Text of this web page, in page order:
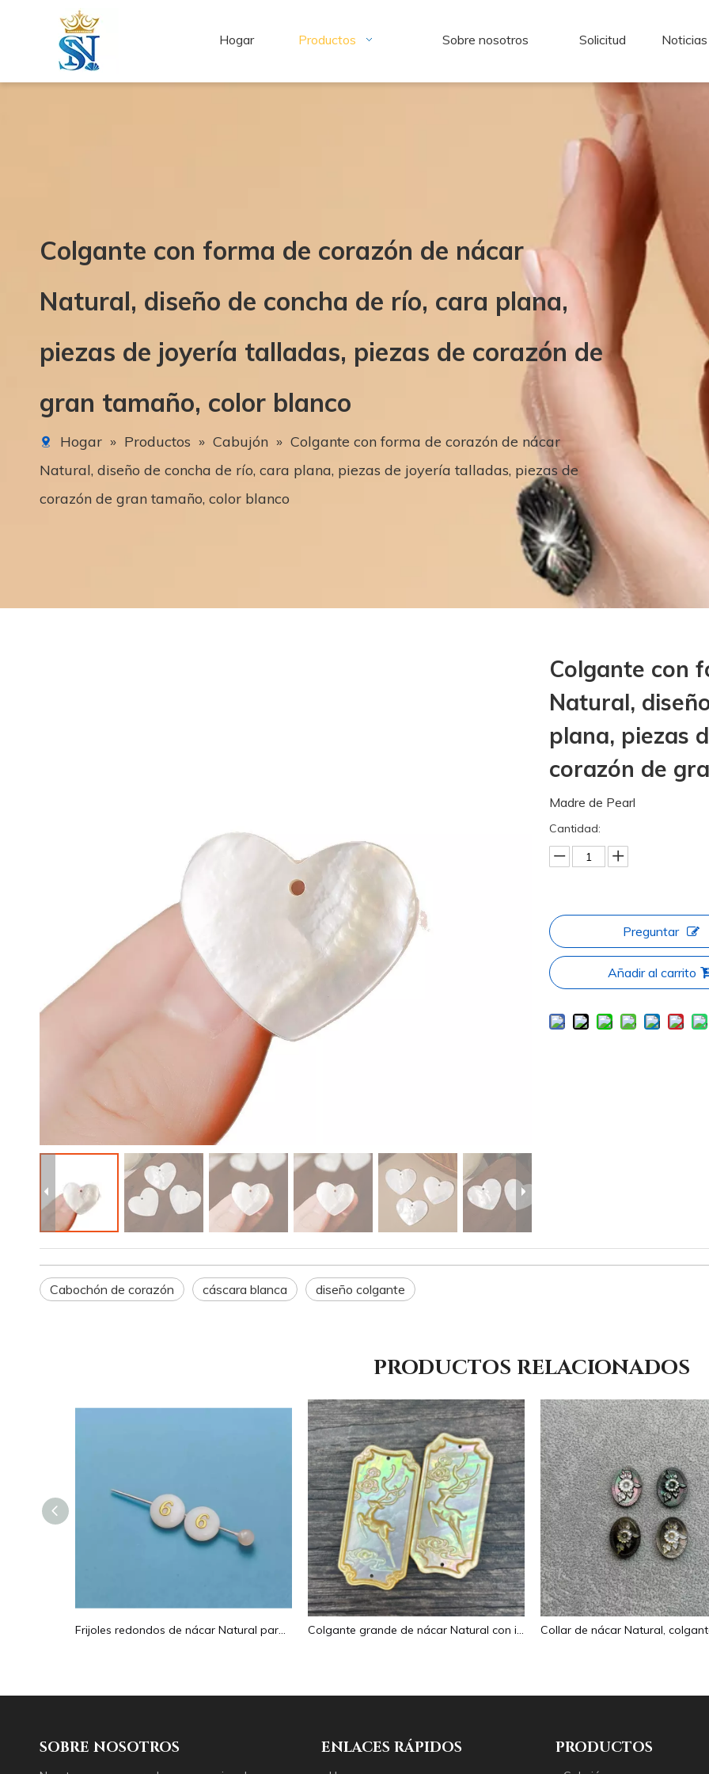
Hogar Productos Sobre nosotros Solicitud Noticias
Colgante con forma de corazón de nácar
Natural, diseño de concha de río, cara plana,
piezas de joyería talladas, piezas de corazón de
gran tamaño, color blanco
Hogar » Productos » Cabujón » Colgante con forma de corazón de nácar
Natural, diseño de concha de río, cara plana, piezas de joyería talladas, piezas de
corazón de gran tamaño, color blanco
Colgante con
Natural,
plana, piezas
corazón de
Madre de Pearl
Cantidad:
Preguntar
Añadir al carrito
Cabochón de corazón cáscara blanca diseño colgante
PRODUCTOS RELACIONADOS
Frijoles redondos de nácar Natural para diseño de collar, corte de letras, cabujón de tamaño pequeño, fabricación de pulseras, concha de diseño Colgante grande de nácar Natural con imagen de animal, cuadrado de corte para collar con cabujón de diseño en relieve de concha amarilla
SOBRE NOSOTROS ENLACES RÁPIDOS PRODUCTOS